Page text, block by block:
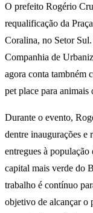
O prefeito Rogério
requalificação da
Coralina, no Setor
Companhia de
agora conta tambném
pet place para animais
Durante o evento,
dentre inaugurações e
entregues à
capital mais verde do
trabalho é contínuo
objetivo de alcançar o